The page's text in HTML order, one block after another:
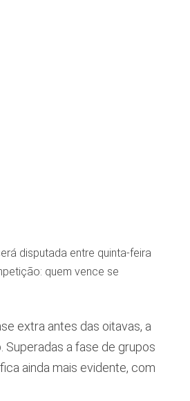
disputada entre quinta-feira
quem vence se
extra antes das oitavas, a
Superadas a fase de grupos
ainda mais evidente, com